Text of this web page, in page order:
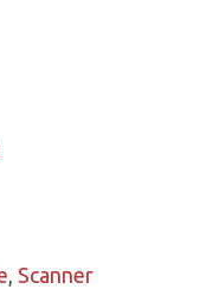
, Scanner